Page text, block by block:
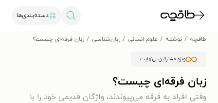
دسته‌بندی‌ها
طاقچه نوشته علوم انسانی زبان‌شناسی زبان فرقه‌ای چیست؟
ویژه مشترکین بی‌نهایت
زبان فرقه‌ای چیست؟
وقتی افراد به فرقه می‌پیوندند، واژگان قدیمی خود را با